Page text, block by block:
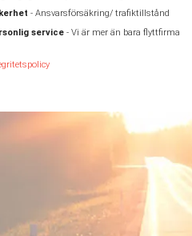
- Ansvarsförsäkring/ trafiktillstånd
service- Vi är mer än bara flyttfirma